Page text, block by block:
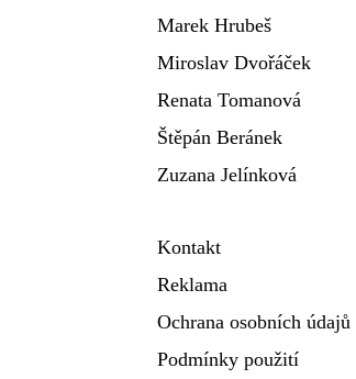
Marek Hrubeš
Miroslav Dvořáček
Renata Tomanová
Štěpán Beránek
Zuzana Jelínková
Kontakt
Reklama
Ochrana osobních údajů
Podmínky použití